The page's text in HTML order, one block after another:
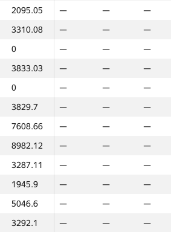
2095.05 — — —
3310.08 — — —
0 — — —
3833.03 — — —
0 — — —
3829.7 — — —
7608.66 — — —
8982.12 — — —
3287.11 — — —
1945.9 — — —
5046.6 — — —
3292.1 — — —
161.31 — — —
0 — — —
1441.38 — — —
4146.07 — — —
3485.8 — — —
4304.89 6 25 8080.52
0 — — —
2813.51 — — —
1470.71 — — —
3607.54 — — —
3430.43 — — —
0 — — —